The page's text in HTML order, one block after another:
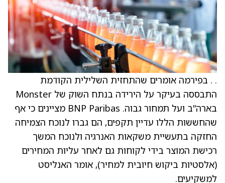
. . בפירמה אומרים שהתחזית השלילית הקודמת
התבססה בעיקר על הירידה בנתח השוק של Monster
בארה”ב ועל תמחור גבוה. BNP Paribas מציינים כי אף
שהחששות הללו עדיין תקפים, הם גברו לנוכח הצמיחה
החזקה בתעשיית משקאות האנרגיה ולנוכח המשך
רכישת המוצר בידי לקוחות גם לאחר עליות המחירים
(אלסטיות ביקוש חיובית למחיר), אומר האנליסט
למשקיעים.